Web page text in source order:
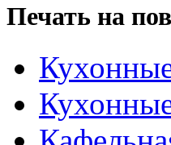
Печать на